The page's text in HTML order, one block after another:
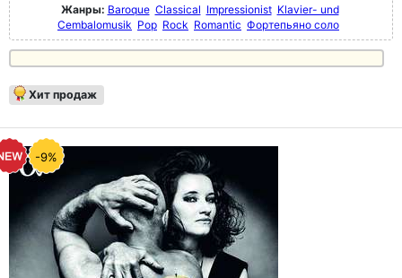
Жанры: Baroque Classical Impressionist Klavier- und
Cembalomusik Pop Rock Romantic Фортепьяно соло
Хит продаж
-9%